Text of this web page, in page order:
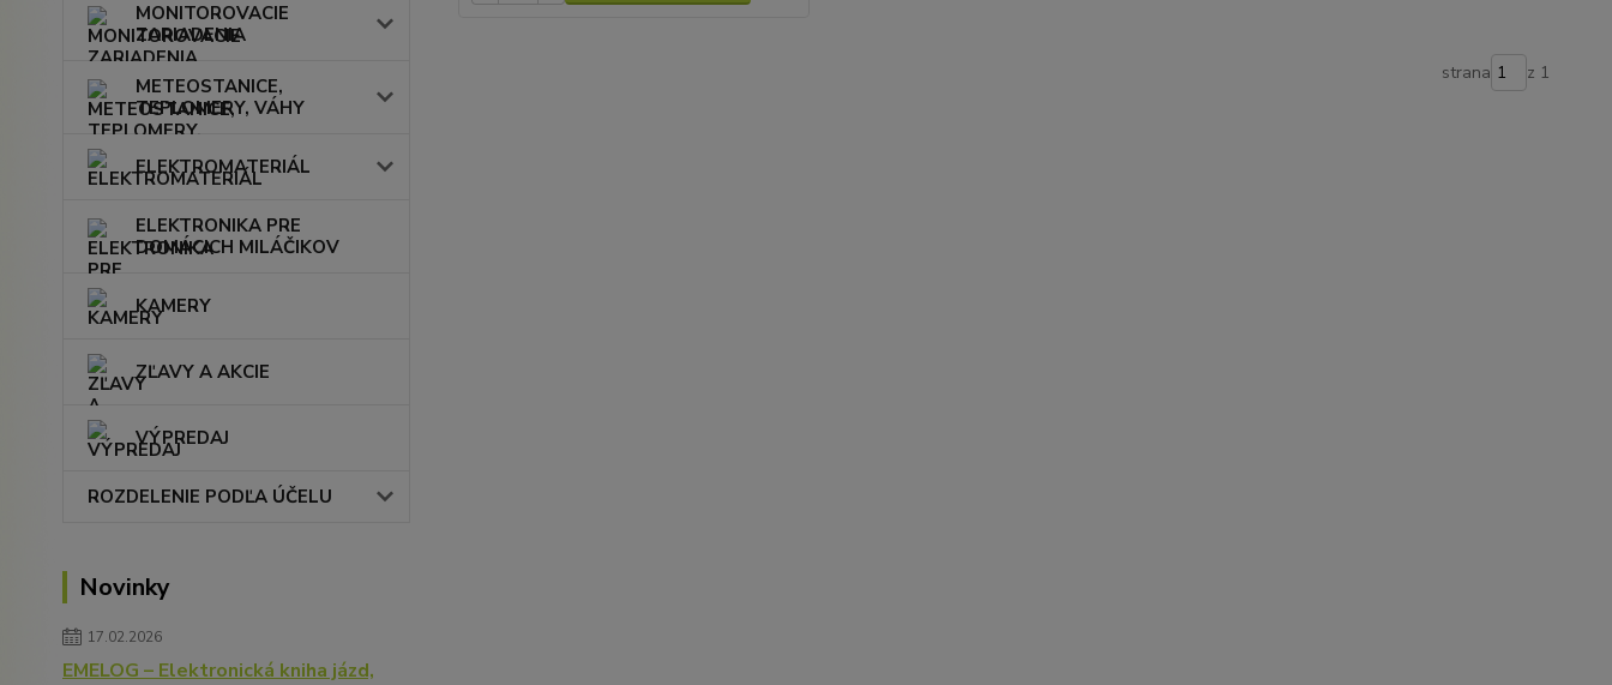
MONITOROVACIE
ZARIADENIA
METEOSTANICE,
TEPLOMERY, VÁHY
ELEKTROMATERIÁL
ELEKTRONIKA PRE
DOMÁCICH MILÁČIKOV
KAMERY
ZĽAVY A AKCIE
VÝPREDAJ
ROZDELENIE PODĽA ÚČELU
Novinky
17.02.2026
EMELOG – Elektronická kniha jázd,
strana z 1